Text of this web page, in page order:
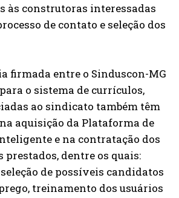
às construtoras interessadas
de contato e seleção dos
firmada entre o Sinduscon-MG
o sistema de currículos,
ao sindicato também têm
aquisição da Plataforma de
e na contratação dos
prestados, dentre os quais:
de possíveis candidatos
treinamento dos usuários